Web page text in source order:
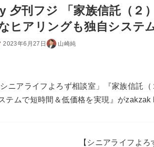
夕刊フジ 「家族信託（
アリングも独自システム
2023年6月27日 山崎純
ニアライフよろず相談室」『家族信
テムで短時間＆低価格を実現』がzakzak
【シニアライフよ